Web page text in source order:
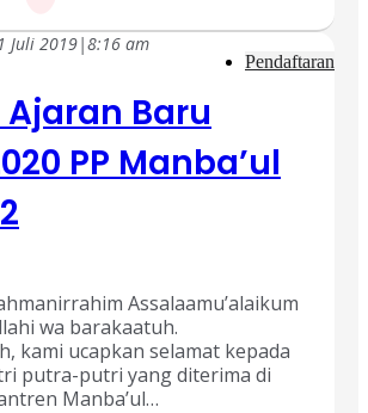
Pendaftaran
1 Juli 2019|8:16 am
Baru
PP Manba’ul
Assalaamu’alaikum
wa barakaatuh.
kami ucapkan selamat kepada
putra-putri yang diterima di
Manba’ul…